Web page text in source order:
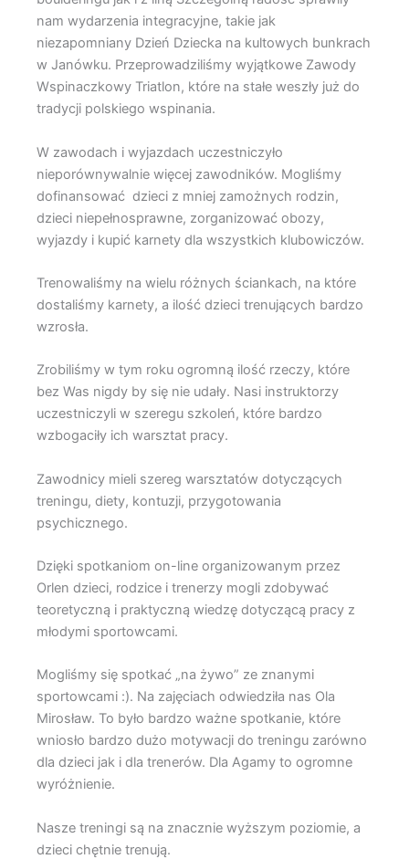
nam wydarzenia integracyjne, takie jak
niezapomniany Dzień Dziecka na kultowych bunkrach
w Janówku. Przeprowadziliśmy wyjątkowe Zawody
Wspinaczkowy Triatlon, które na stałe weszły już do
tradycji polskiego wspinania.
W zawodach i wyjazdach uczestniczyło
nieporównywalnie więcej zawodników. Mogliśmy
dofinansować dzieci z mniej zamożnych rodzin,
dzieci niepełnosprawne, zorganizować obozy,
wyjazdy i kupić karnety dla wszystkich klubowiczów.
Trenowaliśmy na wielu różnych ściankach, na które
dostaliśmy karnety, a ilość dzieci trenujących bardzo
wzrosła.
Zrobiliśmy w tym roku ogromną ilość rzeczy, które
bez Was nigdy by się nie udały. Nasi instruktorzy
uczestniczyli w szeregu szkoleń, które bardzo
wzbogaciły ich warsztat pracy.
Zawodnicy mieli szereg warsztatów dotyczących
treningu, diety, kontuzji, przygotowania
psychicznego.
Dzięki spotkaniom on-line organizowanym przez
Orlen dzieci, rodzice i trenerzy mogli zdobywać
teoretyczną i praktyczną wiedzę dotyczącą pracy z
młodymi sportowcami.
Mogliśmy się spotkać „na żywo” ze znanymi
sportowcami :). Na zajęciach odwiedziła nas Ola
Mirosław. To było bardzo ważne spotkanie, które
wniosło bardzo dużo motywacji do treningu zarówno
dla dzieci jak i dla trenerów. Dla Agamy to ogromne
wyróżnienie.
Nasze treningi są na znacznie wyższym poziomie, a
dzieci chętnie trenują.